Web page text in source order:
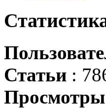
Статьи :